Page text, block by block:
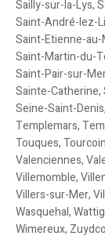
Sailly-sur-la-Lys,
Saint-André-lez-
Saint-Etienne-
Saint-Martin-du-
Saint-Pair-sur-
Sainte-Catherine,
Seine-Saint-Denis,
Templemars,
Touques,
Valenciennes,
Villemomble,
Villers-sur-Mer,
Wasquehal,
Wimereux,